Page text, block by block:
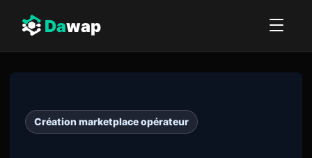
Dawap
Création marketplace opérateur